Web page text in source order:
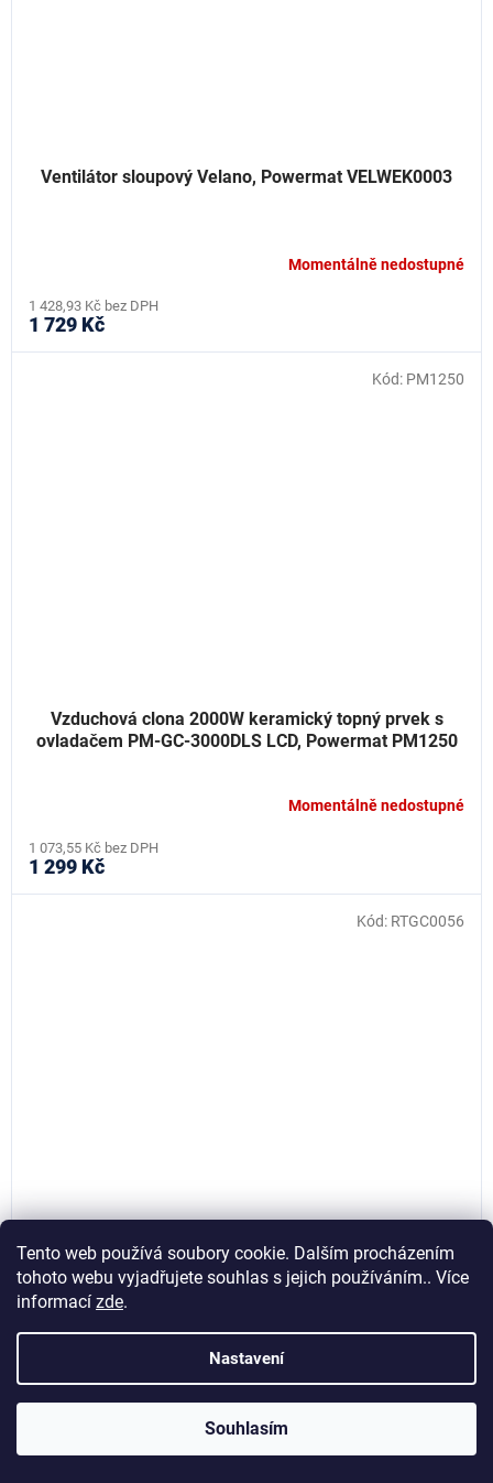
Tento web používá soubory cookie. Dalším procházením
tohoto webu vyjadřujete souhlas s jejich používáním.. Více
informací zde.
Nastavení
Souhlasím
Ventilátor sloupový Velano, Powermat VELWEK0003
Momentálně nedostupné
1 428,93 Kč bez DPH
1 729 Kč
Vzduchová clona 2000W keramický topný prvek s
ovladačem PM-GC-3000DLS LCD, Powermat PM1250
Momentálně nedostupné
1 073,55 Kč bez DPH
1 299 Kč
Kód: PM1250
Vzduchová clona 2000W, keramický topný prvek, LCD,
Red Technic RTGC0056
1 066,12 Kč bez DPH
1 290 Kč
Kód: RTGC0056